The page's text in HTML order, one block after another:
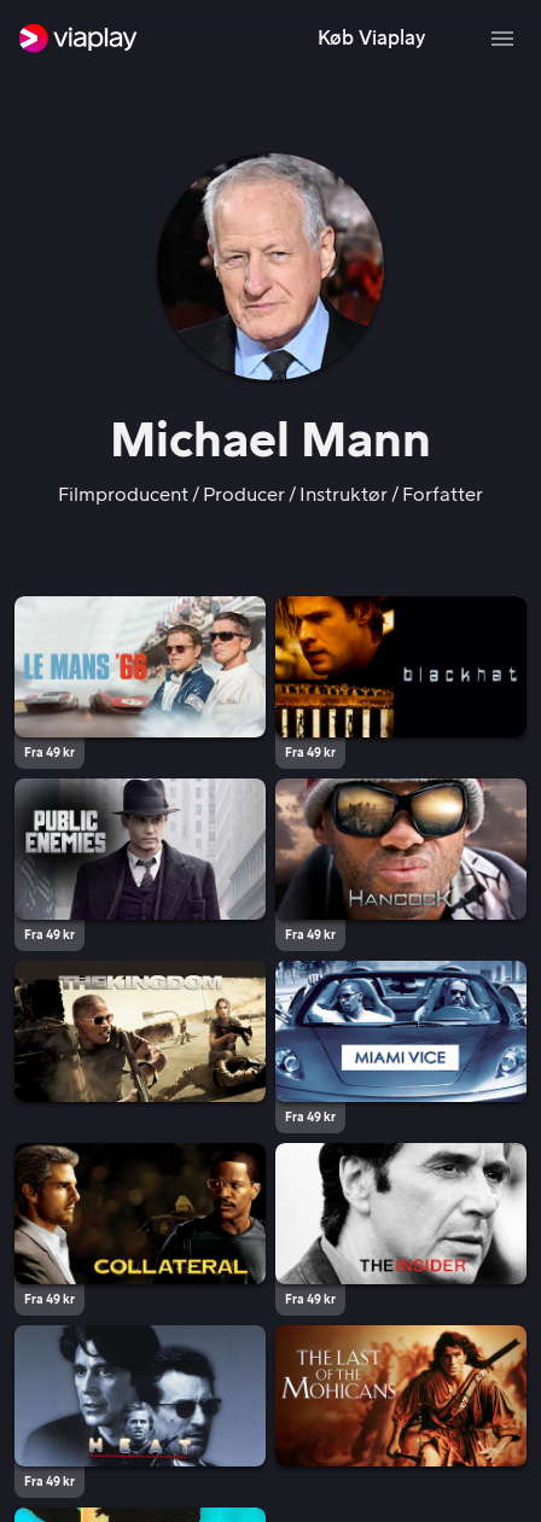
Køb Viaplay
Michael Mann
Filmproducent Producer Instruktør Forfatter
Fra 49 kr Fra 49 kr
Fra 49 kr Fra 49 kr
Fra 49 kr
Fra 49 kr Fra 49 kr
Fra 49 kr